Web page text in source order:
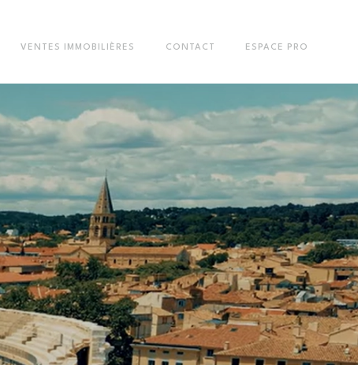
VENTES IMMOBILIÈRES CONTACT ESPACE PRO